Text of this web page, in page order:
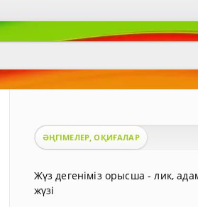
ӘҢГІМЕЛЕР, ОҚИҒАЛАР
Жүз дегеніміз орысша - лик,
жүзі